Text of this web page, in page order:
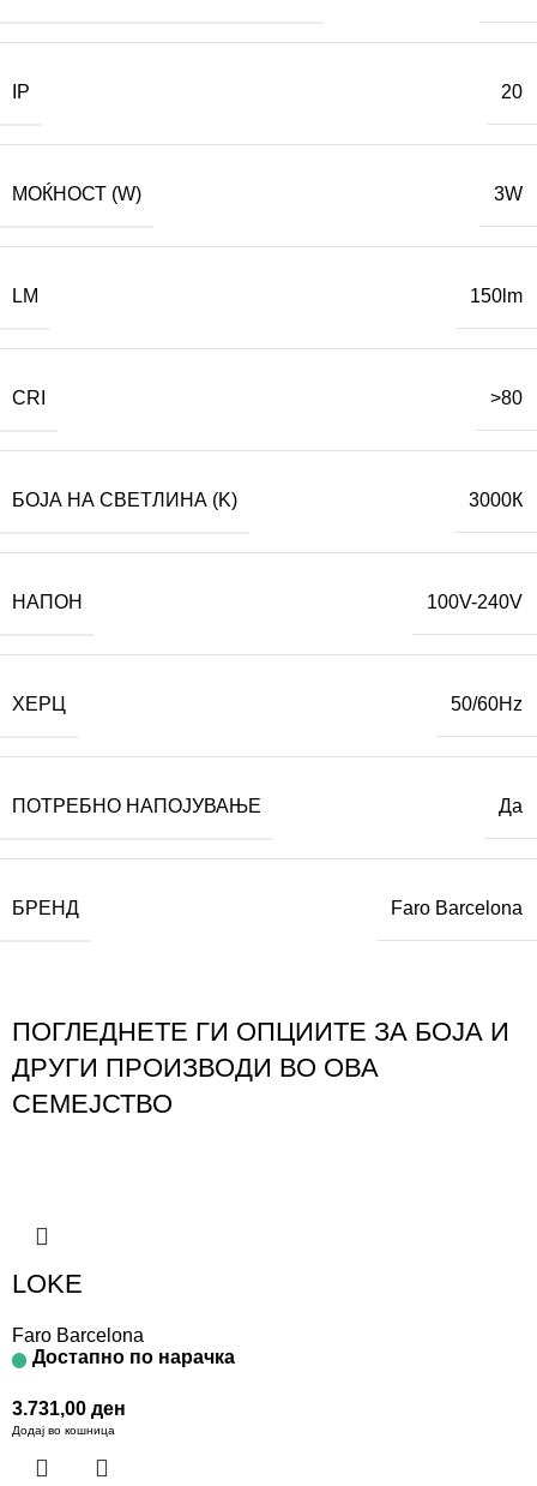
IP 20
МОЌНОСТ (W) 3W
LM 150lm
CRI >80
БОЈА НА СВЕТЛИНА (K) 3000К
НАПОН 100V-240V
ХЕРЦ 50/60Hz
ПОТРЕБНО НАПОЈУВАЊЕ Да
БРЕНД Faro Barcelona
ПОГЛЕДНЕТЕ ГИ ОПЦИИТЕ ЗА БОЈА И
ДРУГИ ПРОИЗВОДИ ВО ОВА
СЕМЕЈСТВО
LOKE
Faro Barcelona
Достапно по нарачка
3.731,00 ден
Додај во кошница